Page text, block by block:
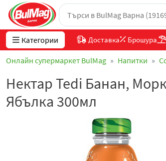
Категории Доставка Брошура
Онлайн супермаркет BulMag Напитки
Нектар Tedi Банан,
Ябълка 300мл